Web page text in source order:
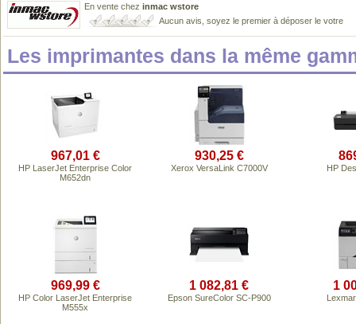
En vente chez inmac wstore
Aucun avis, soyez le premier à déposer le votre
Les imprimantes dans la même
967,01 €
HP LaserJet Enterprise Color
M652dn
930,25 €
Xerox VersaLink C7000V HP
969,99 €
HP Color LaserJet Enterprise
M555x
1 082,81 €
Epson SureColor SC-P900
1